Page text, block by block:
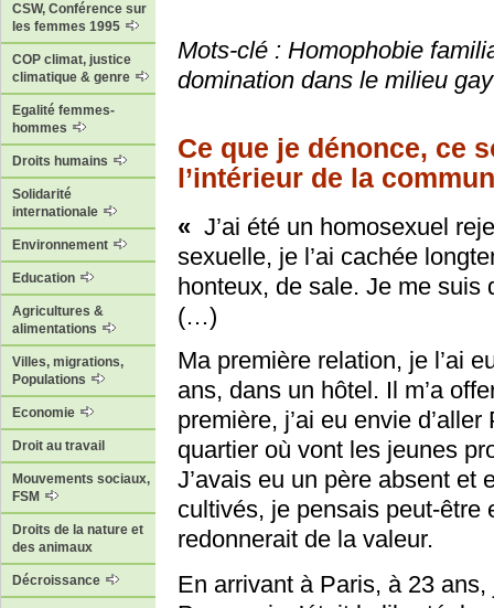
CSW, Conférence sur
les femmes 1995
COP climat, justice
climatique & genre
Egalité femmes-
hommes
Droits humains
Solidarité
internationale
Environnement
Education
Agricultures &
alimentations
Villes, migrations,
Populations
Economie
Droit au travail
Mouvements sociaux,
FSM
Droits de la nature et
des animaux
Décroissance
Mots-clé : Homophobie
domination dans le milieu
Ce que je dénonce, ce
l’intérieur de la
« J’ai été un homosexuel
sexuelle, je l’ai cachée
honteux, de sale. Je me suis
(…)
Ma première relation, je l’ai
ans, dans un hôtel. Il m’a
première, j’ai eu envie
quartier où vont les jeunes
J’avais eu un père absent et
cultivés, je pensais peut-être
redonnerait de la valeur.
En arrivant à Paris, à 23 ans,